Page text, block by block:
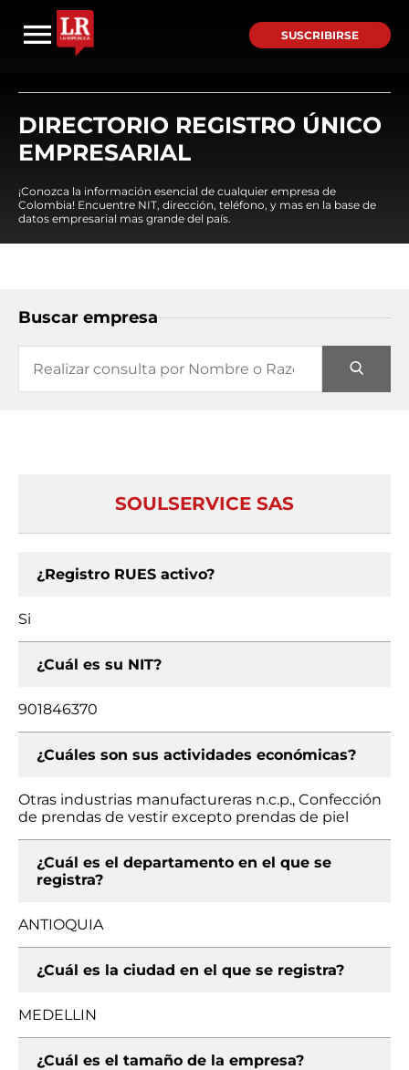
SUSCRIBIRSE
DIRECTORIO REGISTRO ÚNICO
EMPRESARIAL
¡Conozca la información esencial de cualquier empresa de
Colombia! Encuentre NIT, dirección, teléfono, y mas en la base de
datos empresarial mas grande del país.
Buscar empresa
SOULSERVICE SAS
¿Registro RUES activo?
Si
¿Cuál es su NIT?
901846370
¿Cuáles son sus actividades económicas?
Otras industrias manufactureras n.c.p., Confección
de prendas de vestir excepto prendas de piel
¿Cuál es el departamento en el que se
registra?
ANTIOQUIA
¿Cuál es la ciudad en el que se registra?
MEDELLIN
¿Cuál es el tamaño de la empresa?